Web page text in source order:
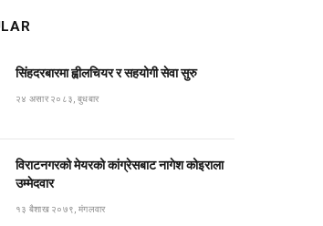
सिंहदरबारमा ह्वीलचियर र सहयोगी सेवा सुरु
२४ असार २०८३, बुधबार
विराटनगरको मेयरको कांग्रेसबाट नागेश कोइराला
उम्मेदवार
१३ बैशाख २०७९, मंगलवार